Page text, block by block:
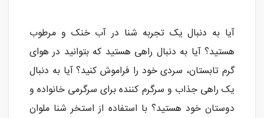
آیا به دنبال یک تجربه شنا در آب خنک و مرطوب
هستید؟ آیا به دنبال راهی هستید که بتوانید در هوای
گرم تابستان، سردی خود را فراموش کنید؟ آیا به دنبال
یک راهی جذاب و سرگرم کننده برای سرگرمی خانواده و
دوستان خود هستید؟ با استفاده از استخر شنا ملوان